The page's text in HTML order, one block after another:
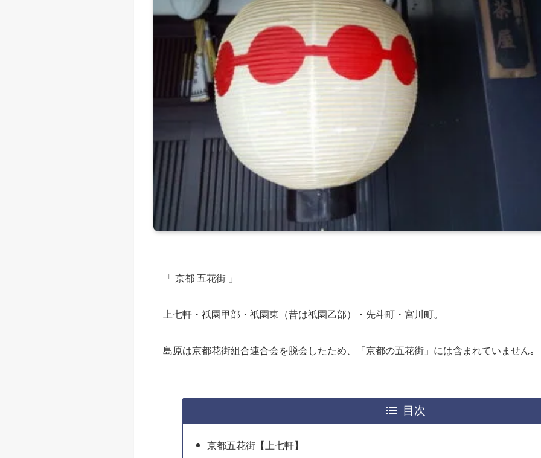
「 京都 五花街 」
上七軒・祇園甲部・祇園東（昔は祇園乙部）・先斗町・宮川町。
島原は京都花街組合連合会を脱会したため、「京都の五花街」には含まれていません｡
目次
京都五花街【上七軒】